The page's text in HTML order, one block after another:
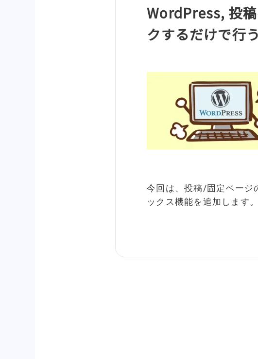
WordPress, 投
クするだけで行
今回は、投稿/固定ページ
ックス機能を追加します。